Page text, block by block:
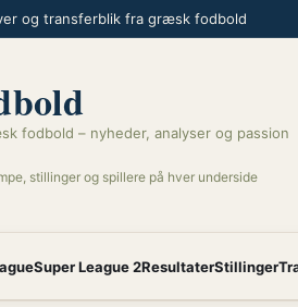
og transferblik fra græsk fodbold
fodbold – nyheder, analyser og passion
stillinger og spillere på hver underside
Super League 2ResultaterStillinger